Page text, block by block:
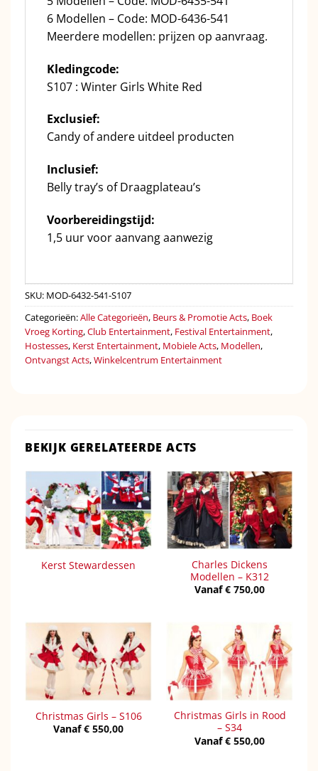
6 Modellen – Code: MOD-6436-541
Meerdere modellen: prijzen op aanvraag.
Kledingcode:
S107 : Winter Girls White Red
Exclusief:
Candy of andere uitdeel producten
Inclusief:
Belly tray’s of Draagplateau’s
Voorbereidingstijd:
1,5 uur voor aanvang aanwezig
SKU: MOD-6432-541-S107
Categorieën:Alle Categorieën, Beurs & Promotie Acts, Boek
Vroeg Korting,Club Entertainment, Festival Entertainment,
Hostesses, Kerst Entertainment, Mobiele Acts, Modellen,
Ontvangst Acts,Winkelcentrum Entertainment
BEKIJK GERELATEERDE ACTS
Kerst Stewardessen
Charles Dickens
Modellen – K312
Vanaf€ 750,00
Christmas Girls – S106
Vanaf€ 550,00
Christmas Girls in Rood
– S34
Vanaf€ 550,00